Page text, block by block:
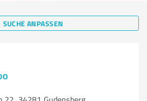
SUCHE ANPASSEN